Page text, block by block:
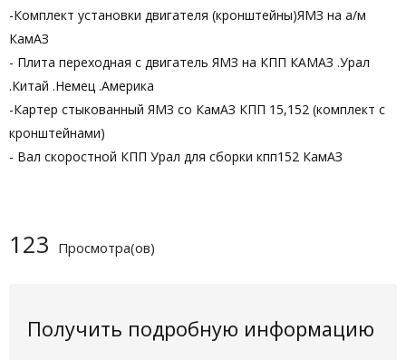
-Комплект установки двигателя (кронштейны)ЯМЗ на а/м
КамАЗ
- Плита переходная с двигатель ЯМЗ на КПП КАМАЗ .Урал
.Китай .Немец .Америка
-Картер стыкованный ЯМЗ со КамАЗ КПП 15,152 (комплект с
кронштейнами)
- Вал скоростной КПП Урал для сборки кпп152 КамАЗ
123 Просмотра(ов)
Получить подробную информацию